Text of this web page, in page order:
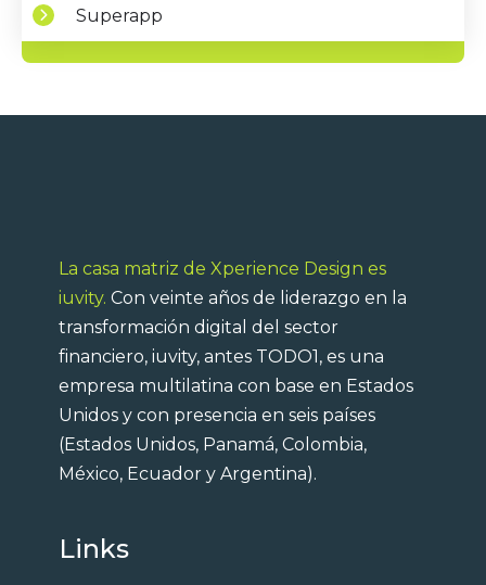
Superapp
La casa matriz de Xperience Design es
iuvity. Con veinte años de liderazgo en la
transformación digital del sector
financiero, iuvity, antes TODO1, es una
empresa multilatina con base en Estados
Unidos y con presencia en seis países
(Estados Unidos, Panamá, Colombia,
México, Ecuador y Argentina).
Links